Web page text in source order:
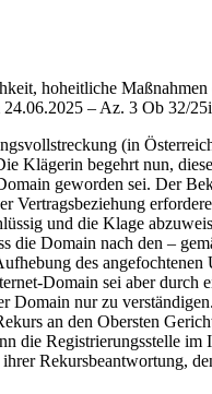
hoheitliche
– Az. 3 Ob 32/
(in
Klägerin begehrt nun,
geworden sei. Der
und die Klage
die Domain nach den –
des
Domain sei aber durch
nur zu
an den Obersten
Registrierungsstelle im
Rekursbeantwortung,